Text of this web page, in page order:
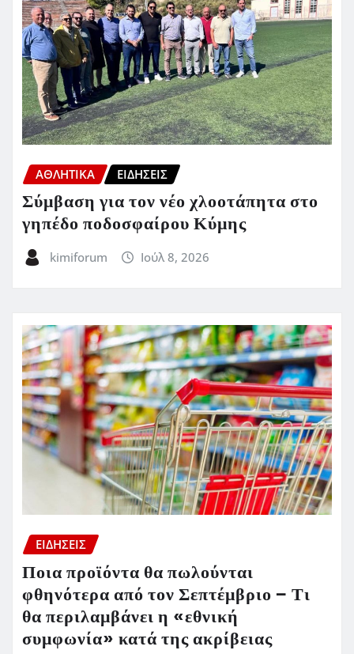
ΑΘΛΗΤΙΚΑ ΕΙΔΗΣΕΙΣ
Σύμβαση για τον νέο χλοοτάπητα στο
γηπέδο ποδοσφαίρου Κύμης
kimiforum Ιούλ 8, 2026
ΕΙΔΗΣΕΙΣ
Ποια προϊόντα θα πωλούνται
φθηνότερα από τον Σεπτέμβριο – Τι
θα περιλαμβάνει η «εθνική
συμφωνία» κατά της ακρίβειας